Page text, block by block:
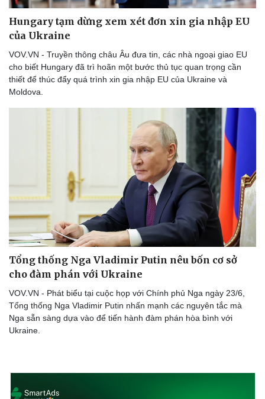
Hungary tạm dừng xem xét đơn xin gia nhập EU
của Ukraine
VOV.VN - Truyền thông châu Âu đưa tin, các nhà ngoại giao EU
cho biết Hungary đã trì hoãn một bước thủ tục quan trọng cần
thiết để thúc đẩy quá trình xin gia nhập EU của Ukraine và
Moldova.
Tổng thống Nga Vladimir Putin nêu bốn cơ sở
cho đàm phán với Ukraine
VOV.VN - Phát biểu tại cuộc họp với Chính phủ Nga ngày 23/6,
Tổng thống Nga Vladimir Putin nhấn mạnh các nguyên tắc mà
Nga sẵn sàng dựa vào để tiến hành đàm phán hòa bình với
Ukraine.